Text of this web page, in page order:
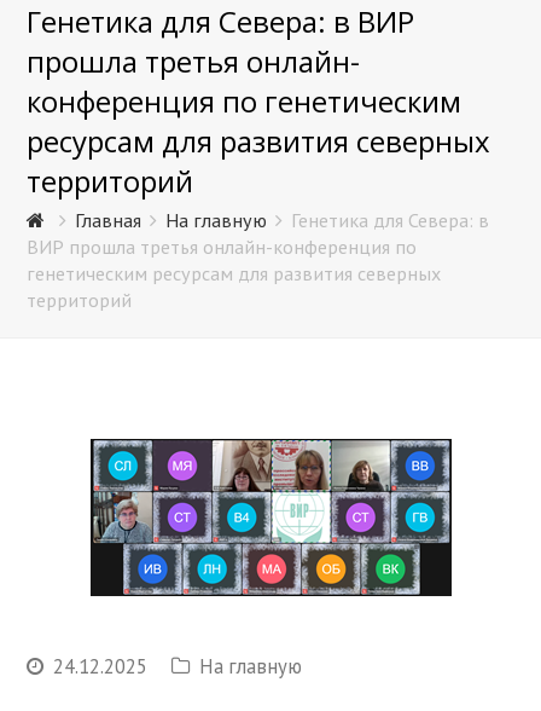
Menu
Генетика для Севера: в ВИР
прошла третья онлайн-
конференция по генетическим
ресурсам для развития северных
территорий
Главная На главную
Генетика для Севера: в
ВИР прошла третья онлайн-конференция по
генетическим ресурсам для развития северных
территорий
24.12.2025 На главную